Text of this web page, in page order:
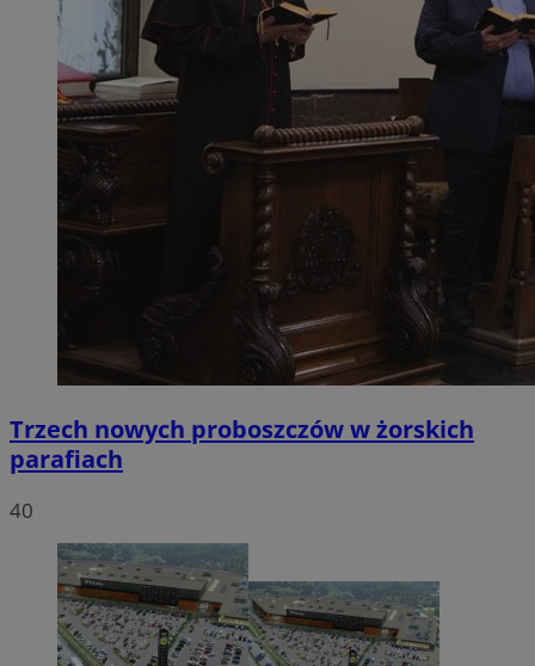
Trzech nowych proboszczów w żorskich
parafiach
40